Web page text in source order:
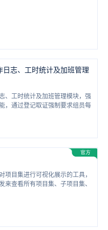
日志、工时统计及加班管理
、工时统计及加班管理模块，强
，通过登记取证强制要求组员每
（日历）、日志填写不完整自动
项目集进行可视化展示的工具，
来查看所有项目集、子项目集、